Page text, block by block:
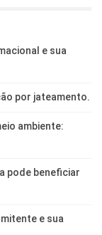
e sua
por jateamento.
ambiente:
pode beneficiar
e sua